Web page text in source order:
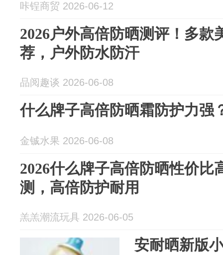
咔锃商贸 2026-06-12
2026户外高倍防晒测评！多款
荐，户外防水防汗
品阅趣谈 2026-06-08
什么牌子高倍防晒霜防护力强
金铖水果 2026-06-08
2026什么牌子高倍防晒性价比
测，高倍防护耐用
羔羔潮流玩具 2026-06-05
安耐晒新版